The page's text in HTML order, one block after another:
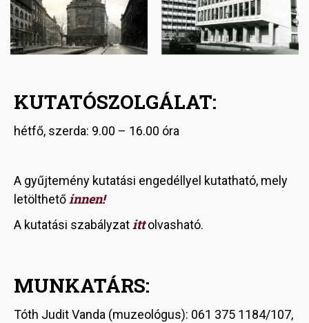
KUTATÓSZOLGÁLAT:
hétfő, szerda: 9.00 – 16.00 óra
A gyűjtemény kutatási engedéllyel kutatható, mely
letölthetőinnen!
A kutatási szabályzatitt olvasható.
MUNKATÁRS:
Tóth Judit Vanda (muzeológus): 061 375 1184/107,